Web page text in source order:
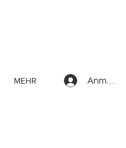
MEHR Anmelden